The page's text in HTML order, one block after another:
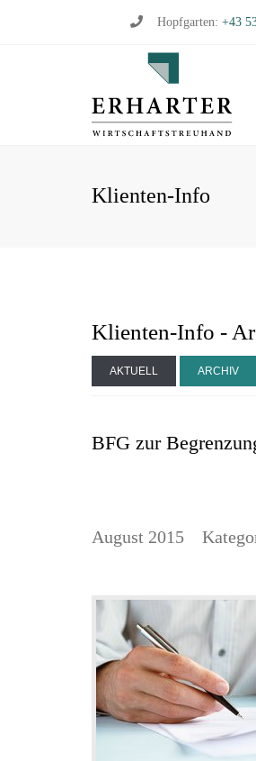
Hopfgarten: +43
Klienten-Info
Klienten-Info -
AKTUELL ARCHIV
BFG zur
August 2015